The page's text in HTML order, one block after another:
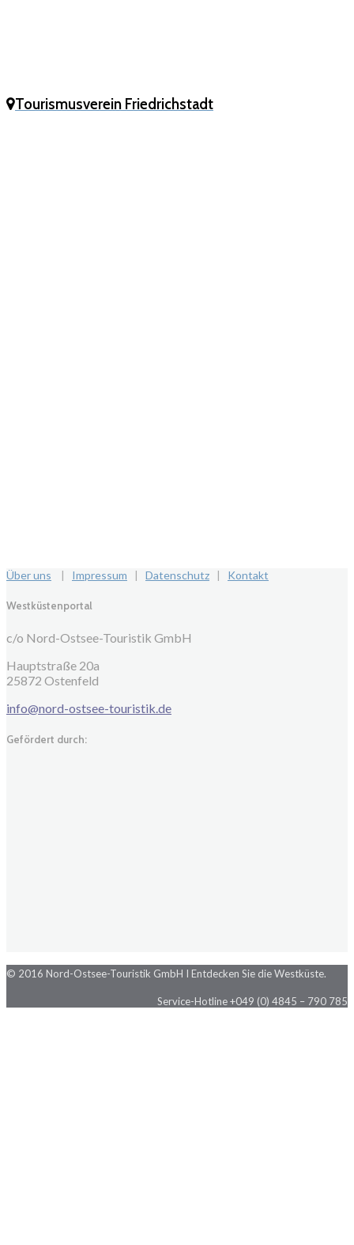
Tourismusverein Friedrichstadt
Über uns | Impressum | Datenschutz | Kontakt
Westküstenportal
c/o Nord-Ostsee-Touristik GmbH
Hauptstraße 20a
25872 Ostenfeld
info@nord-ostsee-touristik.de
Gefördert durch:
© 2016 Nord-Ostsee-Touristik GmbH I Entdecken Sie die Westküste.
Service-Hotline +049 (0) 4845 – 790 785